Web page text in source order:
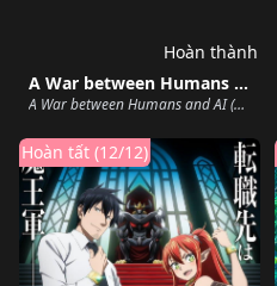
A War between Humans and AI
A War between Humans and AI (2024)
Hoàn thành
Hoàn tất (12/12)